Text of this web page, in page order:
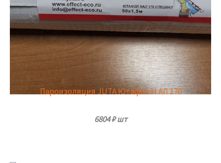
Пароизоляция JUTA Ютафол Н АЛ 170
6804 ₽ шт